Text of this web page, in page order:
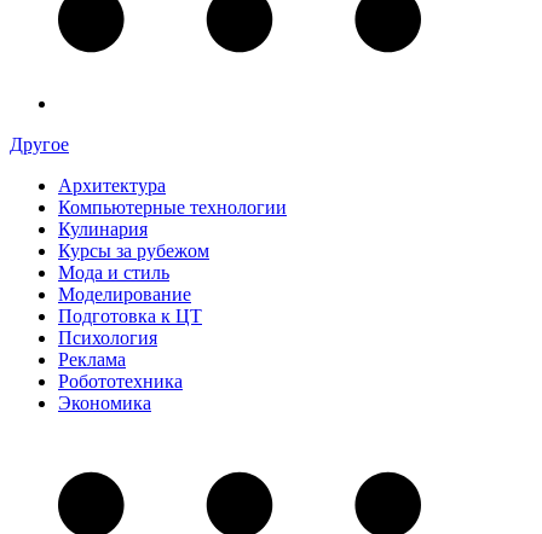
Другое
Архитектура
Компьютерные технологии
Кулинария
Курсы за рубежом
Мода и стиль
Моделирование
Подготовка к ЦТ
Психология
Реклама
Робототехника
Экономика